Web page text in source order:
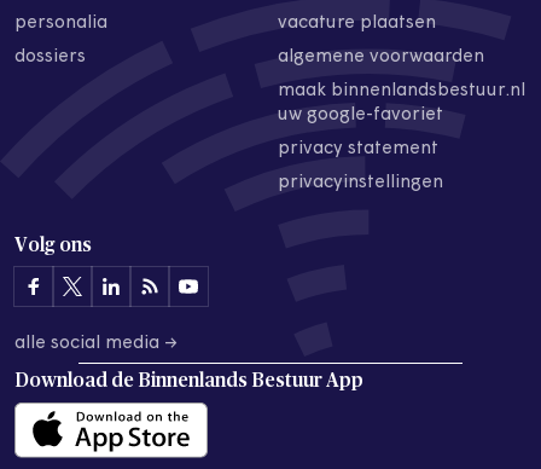
personalia
dossiers
vacature plaatsen
algemene voorwaarden
maak binnenlandsbestuur.nl
uw google-favoriet
privacy statement
privacyinstellingen
Volg ons
alle social media →
Download de Binnenlands Bestuur App